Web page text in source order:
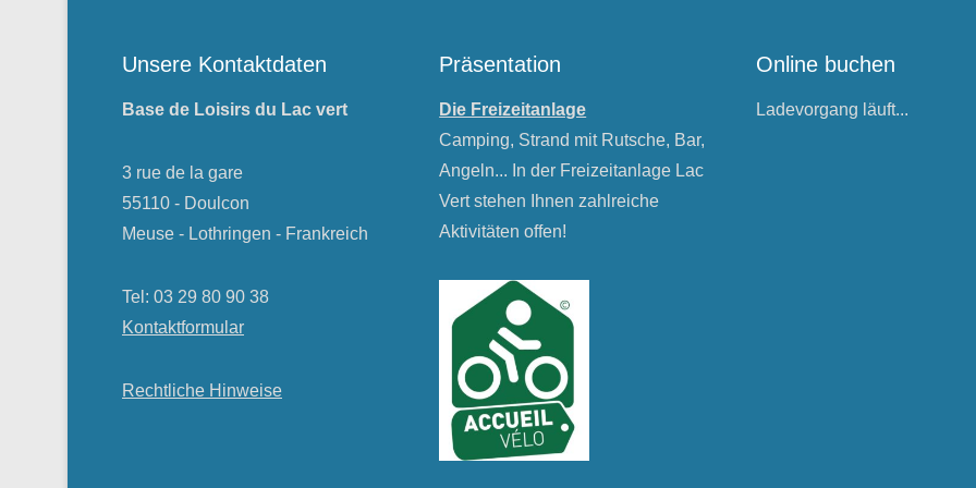
Unsere Kontaktdaten
Base de Loisirs du Lac vert
3 rue de la gare
55110 - Doulcon
Meuse - Lothringen - Frankreich
Tel: 03 29 80 90 38
Kontaktformular
Rechtliche Hinweise
Präsentation
Die Freizeitanlage
Camping, Strand mit Rutsche, Bar,
Angeln... In der Freizeitanlage Lac
Vert stehen Ihnen zahlreiche
Aktivitäten offen!
Online buchen
Ladevorgang läuft...